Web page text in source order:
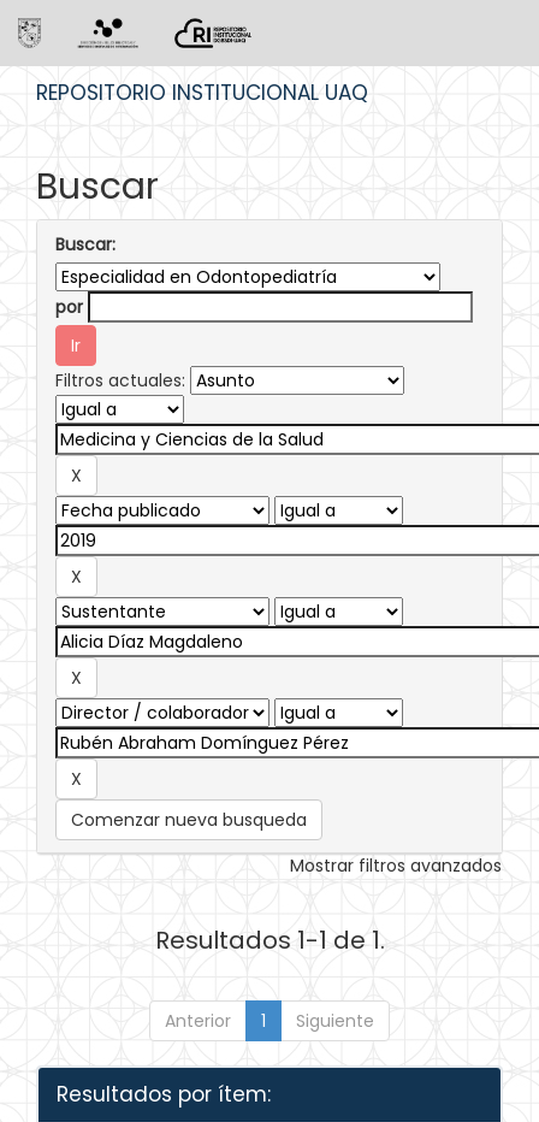
REPOSITORIO INSTITUCIONAL UAQ
Buscar
Buscar:
por
Filtros actuales:
Comenzar nueva busqueda
Mostrar filtros avanzados
Resultados 1-1 de 1.
Anterior 1 Siguiente
Resultados por ítem: